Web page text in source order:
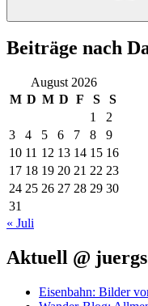
Beiträge nach
August 2026
M D M D F S
S
1
2
3
4 5 6 7 8
9
10 11 12 13 14 15 16
17 18 19 20 21 22 23
24 25 26 27 28 29 30
31
« Juli
Aktuell @
Eisenbahn: Bilder